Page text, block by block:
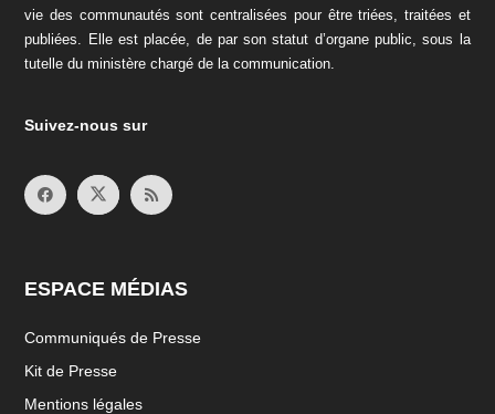
vie des communautés sont centralisées pour être triées, traitées et
publiées. Elle est placée, de par son statut d’organe public, sous la
tutelle du ministère chargé de la communication.
Suivez-nous sur
ESPACE MÉDIAS
Communiqués de Presse
Kit de Presse
Mentions légales